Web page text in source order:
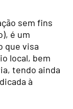
sem fins
é um
que visa
local, bem
tendo ainda
à